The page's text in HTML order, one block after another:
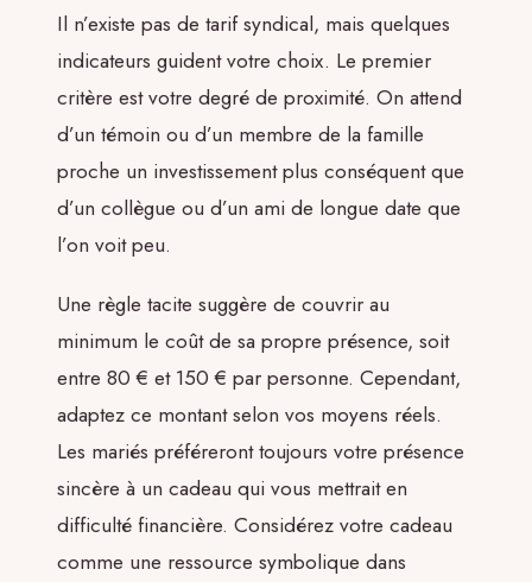
Il n’existe pas de tarif syndical, mais quelques
indicateurs guident votre choix. Le premier
critère est votre degré de proximité. On attend
d’un témoin ou d’un membre de la famille
proche un investissement plus conséquent que
d’un collègue ou d’un ami de longue date que
l’on voit peu.
Une règle tacite suggère de couvrir au
minimum le coût de sa propre présence, soit
entre 80 € et 150 € par personne. Cependant,
adaptez ce montant selon vos moyens réels.
Les mariés préféreront toujours votre présence
sincère à un cadeau qui vous mettrait en
difficulté financière. Considérez votre cadeau
comme une ressource symbolique dans